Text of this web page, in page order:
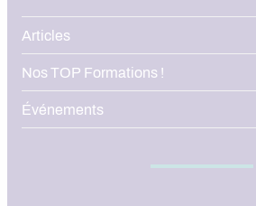
Articles
Nos TOP Formations !
Événements